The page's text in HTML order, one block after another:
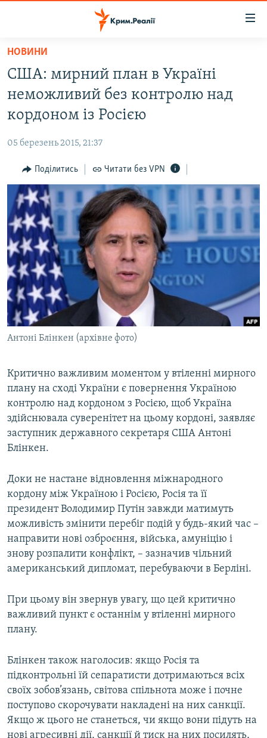
Перейти
основного
матеріалу
до
основної
навігації
Перейти
до
пошуку
БЛОГИ
ПОГЛЯД
ІНТЕРВ'Ю
ВСЕ ЗА ДЕНЬ
СПЕЦПРОЕКТИ
ДЕПОРТАЦІЯ
ВІДЕОУРОКИ «ELIFBE»
СВІДЧЕННЯ ОКУПАЦІЇ
УКРАЇНСЬКА ПРОБЛЕМА КРИМУ
ІНФОГРАФІКА
ЯК ОБІЙТИ БЛОКУВАННЯ
Русский
Qırımtatar
ДОЛУЧАЙСЯ!
Усі сайти RFE/RL
НОВИНИ
США: мирний план в Україні
неможливий без контролю над
кордоном із Росією
05 березень 2015, 21:37
Поділитись Читати без VPN
Антоні Блінкен (архівне фото)
Критично важливим моментом у втіленні мирного
плану на сході України є повернення Україною
контролю над кордоном з Росією, щоб Україна
здійснювала суверенітет на цьому кордоні, заявляє
заступник державного секретаря США Антоні
Блінкен.
Доки не настане відновлення міжнародного
кордону між Україною і Росією, Росія та її
президент Володимир Путін завжди матимуть
можливість змінити перебіг подій у будь-який час –
направити нові озброєння, війська, амуніцію і
знову розпалити конфлікт, – зазначив чільний
американський дипломат, перебуваючи в Берліні.
При цьому він звернув увагу, що цей критично
важливий пункт є останнім у втіленні мирного
плану.
Блінкен також наголосив: якщо Росія та
підконтрольні їй сепаратисти дотримаються всіх
своїх зобов’язань, світова спільнота може і почне
поступово скорочувати накладені на них санкції.
Якщо ж цього не станеться, чи якщо вони підуть на
нові агресивні дії, санкції й тиск на них посилять,